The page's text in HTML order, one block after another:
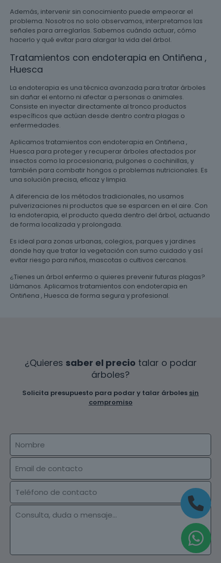
Además, intervenir sin conocimiento puede empeorar el
problema. Nosotros no solo observamos, interpretamos las
señales para arreglarlas. Sabemos cuándo actuar, cómo
hacerlo y qué evitar para alargar la vida del árbol.
Tratamientos con endoterapia en Ontiñena ,
Huesca
La endoterapia es una técnica avanzada para tratar árboles
sin dañar el entorno ni afectar a personas o animales.
Consiste en inyectar directamente al tronco productos
específicos que actúan desde dentro contra plagas o
enfermedades.
Aplicamos tratamientos con endoterapia en Ontiñena ,
Huesca para proteger y recuperar árboles afectados por
insectos como la procesionaria, pulgones o cochinillas, y
también para combatir hongos o problemas nutricionales. Es
una solución precisa, eficaz y limpia.
A diferencia de los métodos tradicionales, no usamos
pulverizaciones ni productos que se esparcen en el aire. Con
la endoterapia, el producto queda dentro del árbol, actuando
de forma localizada y prolongada.
Es ideal para zonas urbanas, colegios, parques y jardines
donde hay que tratar la vegetación con sumo cuidado y así
evitar riesgo para niños, mascotas o cultivos cercanos.
¿Tienes un árbol enfermo o quieres prevenir futuras plagas?
Llámanos. Aplicamos tratamientos con endoterapia en
Ontiñena , Huesca de forma segura y profesional.
¿Quieres saber el precio talar o podar
árboles?
Solicita presupuesto para podar y talar árboles sin
compromiso